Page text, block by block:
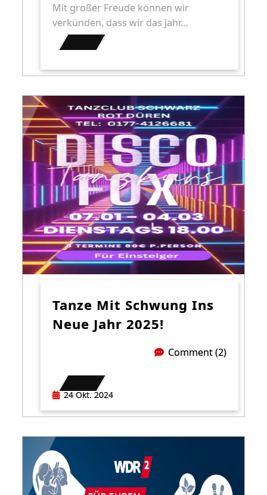
Mit großer Freude können wir
verkünden, dass wir das Jahr…
Tanze Mit Schwung Ins
Neue Jahr 2025!
24 Okt. 2024
Comment (2)